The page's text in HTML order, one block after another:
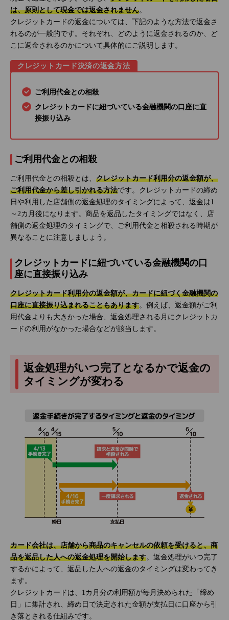
は、原則として現金では返金されません。
クレジットカードの返金については、下記のような方法で返金さ
れるのが一般的です。それぞれ、どのように返金されるのか、ど
こに返金されるのかについて具体的にご説明します。
クレジットカード決済の返金方法
ご利用代金との相殺
クレジットカードに紐づいている金融機関の口座に直
接振り込み
ご利用代金との相殺
ご利用代金との相殺とは、 クレジットカード利用分の返金額が、
ご利用代金から差し引かれる方法です。クレジットカードの締め
日や利用した店舗側の返金処理のタイミングによって、返金は1
～2カ月後になります。商品を返品したタイミングではなく、店
舗側の返金処理のタイミングで、ご利用代金と相殺される時期が
異なることに注意しましょう。
クレジットカードに紐づいている金融機関の口
座に直接振り込み
クレジットカード利用分の返金額が、カードに紐づく金融機関の
口座に直接振り込まれることもあります。例えば、返金額がご利
用代金よりも大きかった場合、返金処理される月にクレジットカ
ードの利用がなかった場合などが該当します。
返金処理がいつ完了となるかで返金の
タイミングが変わる
カード会社は、店舗から商品のキャンセルの依頼を受けると、商
品を返品した人への返金処理を開始します。返金処理がいつ完了
するかによって、返品した人への返金のタイミングは変わってき
ます。
クレジットカードは、1カ月分の利用額が毎月決められた「締め
日」に集計され、締め日で決定された金額が支払日に口座から引
き落とされる仕組みです。